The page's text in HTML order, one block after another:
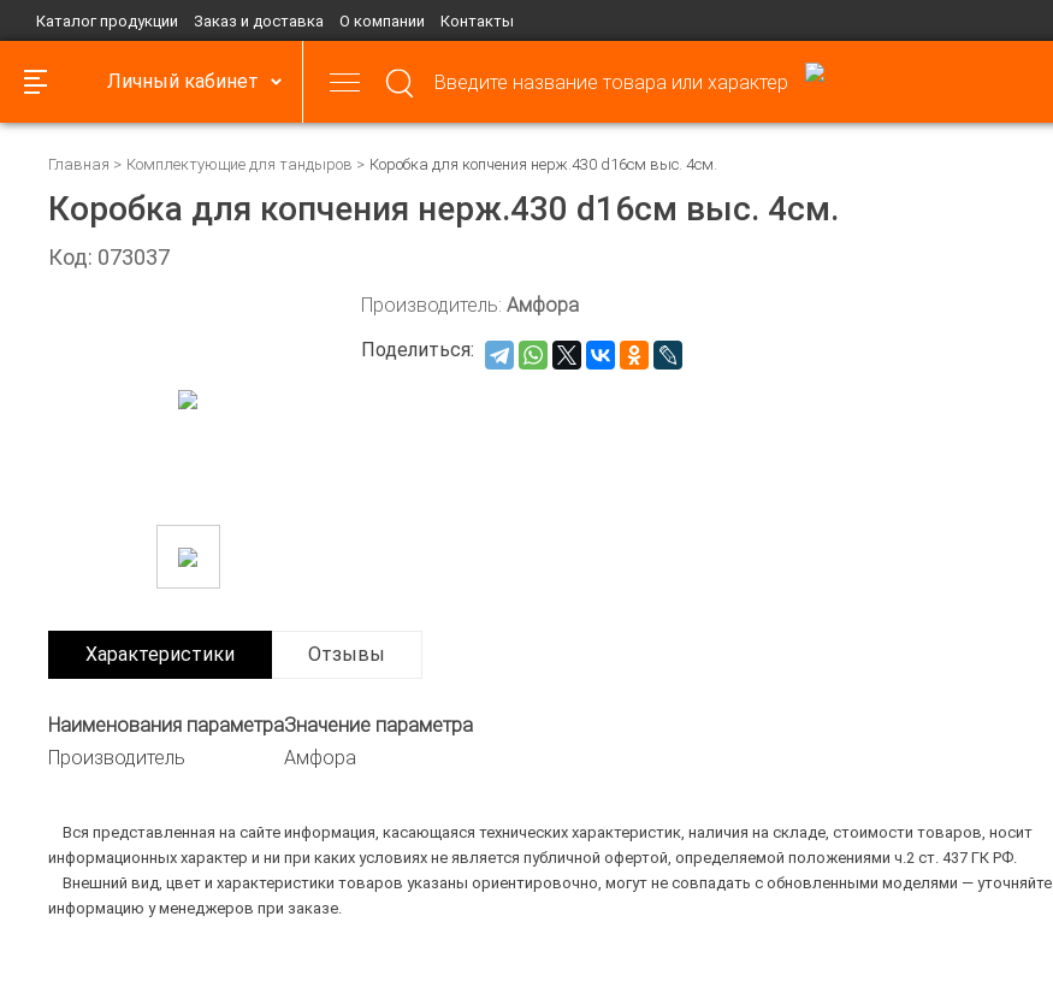
Каталог продукции Заказ и доставка О компании Контакты
Личный кабинет
Главная Комплектующие для тандыров Коробка для копчения нерж.430 d16см выс. 4см.
Коробка для копчения нерж.430 d16см выс. 4см.
Код: 073037
Производитель: Амфора
Поделиться:
Характеристики Отзывы
Наименования параметраЗначение параметра
Производитель
Амфора
Вся представленная на сайте информация, касающаяся технических характеристик, наличия на складе, стоимости товаров, носит
информационных характер и ни при каких условиях не является публичной офертой, определяемой положениями ч.2 ст. 437 ГК РФ.
Внешний вид, цвет и характеристики товаров указаны ориентировочно, могут не совпадать с обновленными моделями — уточняйте
информацию у менеджеров при заказе.